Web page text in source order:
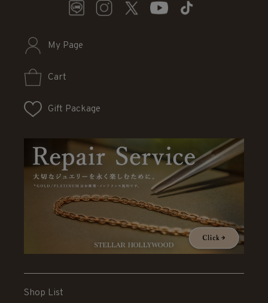
My Page
Cart
Gift Package
Shop List